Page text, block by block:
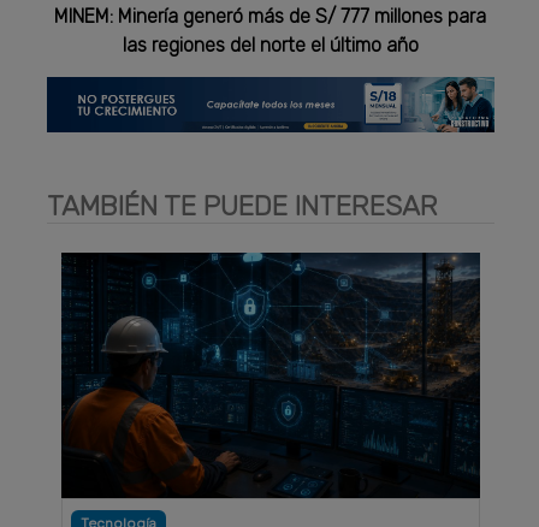
MINEM: Minería generó más de S/ 777 millones para
las regiones del norte el último año
TAMBIÉN TE PUEDE INTERESAR
Tecnología